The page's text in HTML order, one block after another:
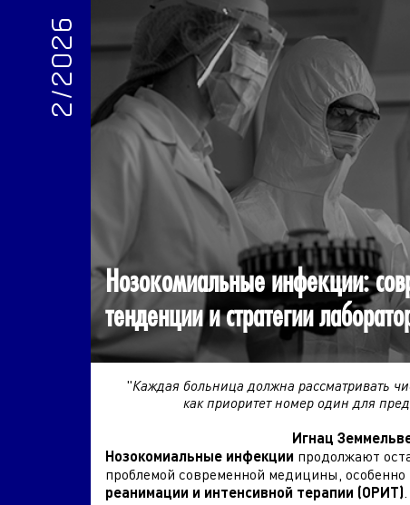
2/2026
Нозокомиальные инфекции:
тенденции и стратегии
"Каждая больница должна рассматривать
как приоритет номер один для
Игнац
Нозокомиальные инфекции продолжают
проблемой современной медицины, особенно
реанимации и интенсивной терапии (ОРИТ)